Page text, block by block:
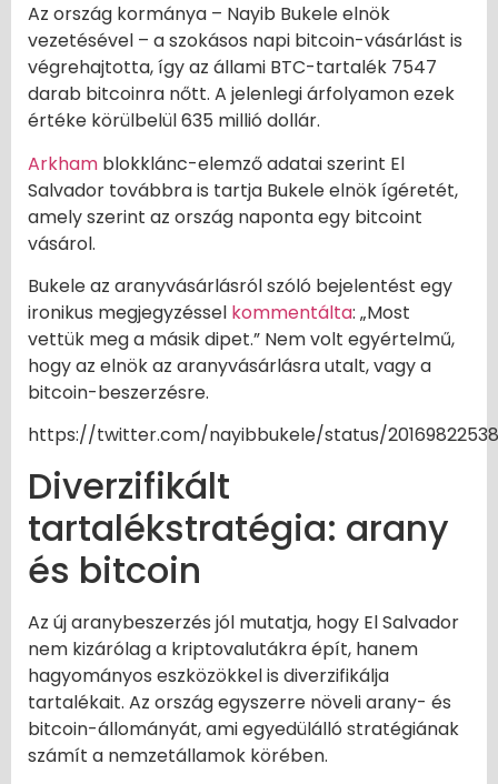
Az ország kormánya – Nayib Bukele elnök
vezetésével – a szokásos napi bitcoin-vásárlást is
végrehajtotta, így az állami BTC-tartalék 7547
darab bitcoinra nőtt. A jelenlegi árfolyamon ezek
értéke körülbelül 635 millió dollár.
Arkham blokklánc-elemző adatai szerint El
Salvador továbbra is tartja Bukele elnök ígéretét,
amely szerint az ország naponta egy bitcoint
vásárol.
Bukele az aranyvásárlásról szóló bejelentést egy
ironikus megjegyzéssel kommentálta: „Most
vettük meg a másik dipet.” Nem volt egyértelmű,
hogy az elnök az aranyvásárlásra utalt, vagy a
bitcoin-beszerzésre.
https://twitter.com/nayibbukele/status/
Diverzifikált
tartalékstratégia: arany
és bitcoin
Az új aranybeszerzés jól mutatja, hogy El Salvador
nem kizárólag a kriptovalutákra épít, hanem
hagyományos eszközökkel is diverzifikálja
tartalékait. Az ország egyszerre növeli arany- és
bitcoin-állományát, ami egyedülálló stratégiának
számít a nemzetállamok körében.